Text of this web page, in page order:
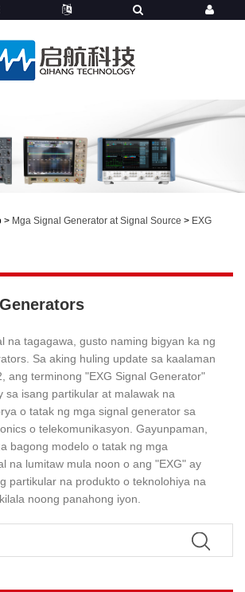
> Mga Signal Generator at Signal Source > EXG
na tagagawa, gusto naming bigyan ka ng
Sa aking huling update sa kaalaman
ang terminong "EXG Signal Generator"
sa isang partikular at malawak na
o tatak ng mga signal generator sa
o telekomunikasyon. Gayunpaman,
bagong modelo o tatak ng mga
na lumitaw mula noon o ang "EXG" ay
partikular na produkto o teknolohiya na
noong panahong iyon.